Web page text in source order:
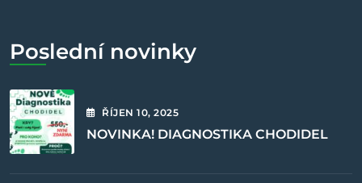
Poslední novinky
ŘÍJEN10, 2025
NOVINKA! DIAGNOSTIKA CHODIDEL